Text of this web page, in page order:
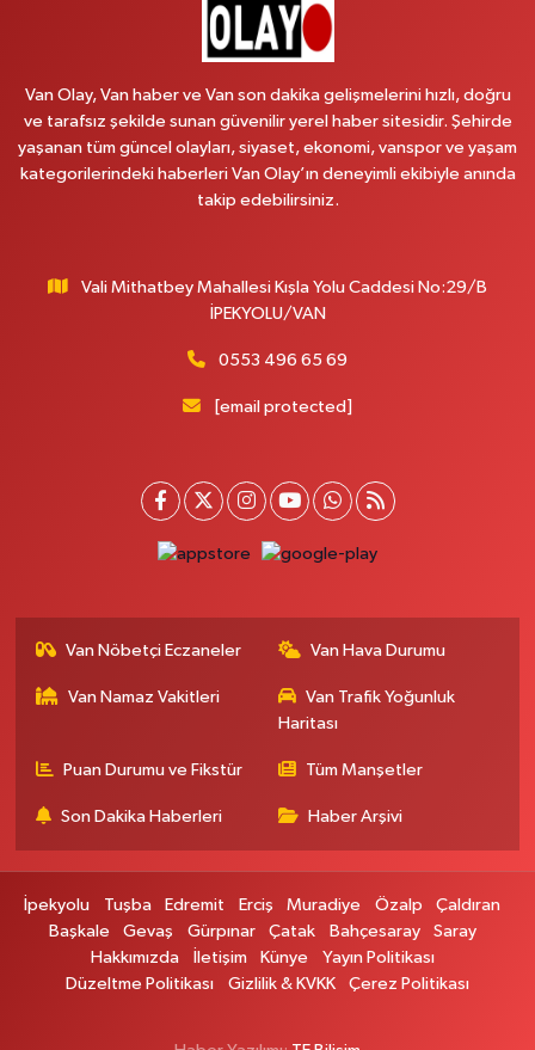
Cumhuriyet Mahallesi, Konak Sokak No:6 Gürpınar Van
0 (530) 442 24 65 Yol Tarifi Al
Yiğit Eczanesi
Akdağ Eczanesi
Süphan Mahallesi, İpekyolu Caddesi No:283 G Edremit Van
Yol Tarifi Al
0 (542) 384 45 20 Yol Tarifi Al
Gevaş Eczanesi
İskele Mahallesi, Erciş yolu No:43 Tuşba Van
No:18 Çaldıran Van
Emin Eczanesi
Mahmudiye Mahallesi, Semerkant Caddesi No:12 Özalp Van
Van Olay, Van haber ve Van son dakika gelişmelerini hızlı, doğru
ve tarafsız şekilde sunan güvenilir yerel haber sitesidir. Şehirde
yaşanan tüm güncel olayları, siyaset, ekonomi, vanspor ve yaşam
kategorilerindeki haberleri Van Olay’ın deneyimli ekibiyle anında
takip edebilirsiniz.
Vali Mithatbey Mahallesi Kışla Yolu Caddesi No:29/B
İPEKYOLU/VAN
0553 496 65 69
[email protected]
Van Nöbetçi Eczaneler Van Hava Durumu
Van Namaz Vakitleri
Van Trafik Yoğunluk
Haritası
Puan Durumu ve Fikstür Tüm Manşetler
Son Dakika Haberleri Haber Arşivi
İpekyolu Tuşba Edremit Erciş Muradiye Özalp
Çaldıran
Başkale
Gevaş Gürpınar Çatak Bahçesaray
Saray
Hakkımızda
İletişim Künye
Yayın Politikası
Düzeltme Politikası
Gizlilik & KVKK Çerez Politikası